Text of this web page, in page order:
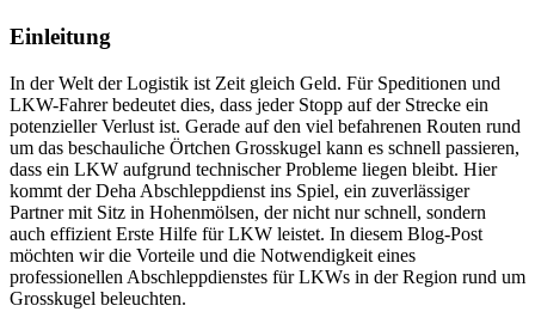
Einleitung
In der Welt der Logistik ist Zeit gleich Geld. Für Speditionen und
LKW-Fahrer bedeutet dies, dass jeder Stopp auf der Strecke ein
potenzieller Verlust ist. Gerade auf den viel befahrenen Routen rund
um das beschauliche Örtchen Grosskugel kann es schnell passieren,
dass ein LKW aufgrund technischer Probleme liegen bleibt. Hier
kommt der Deha Abschleppdienst ins Spiel, ein zuverlässiger
Partner mit Sitz in Hohenmölsen, der nicht nur schnell, sondern
auch effizient Erste Hilfe für LKW leistet. In diesem Blog-Post
möchten wir die Vorteile und die Notwendigkeit eines
professionellen Abschleppdienstes für LKWs in der Region rund um
Grosskugel beleuchten.